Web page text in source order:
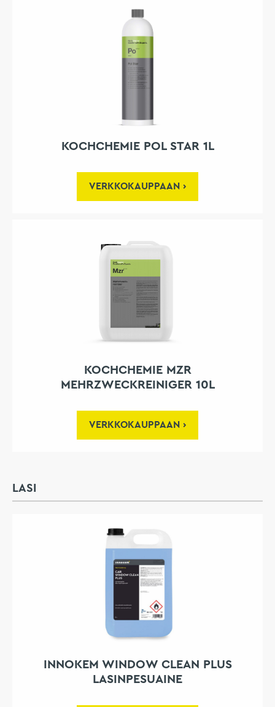
KOCHCHEMIE POL STAR 1L
VERKKOKAUPPAAN
KOCHCHEMIE MZR
MEHRZWECKREINIGER 10L
VERKKOKAUPPAAN
LASI
INNOKEM WINDOW CLEAN PLUS
LASINPESUAINE